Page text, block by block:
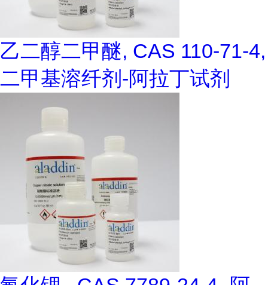
乙二醇二甲醚, CAS 110-71-4,
二甲基溶纤剂-阿拉丁试剂